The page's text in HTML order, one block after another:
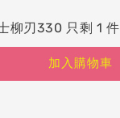
柳刃330 只剩 1 件
加入購物車